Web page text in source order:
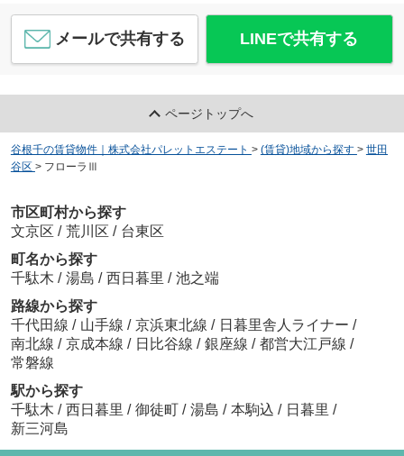
メールで共有する LINEで共有する
ページトップへ
谷根千の賃貸物件｜株式会社パレットエステート > (賃貸)地域から探す > 世田
谷区 > フローラⅢ
市区町村から探す
文京区 / 荒川区 / 台東区
町名から探す
千駄木 / 湯島 / 西日暮里 / 池之端
路線から探す
千代田線 / 山手線 / 京浜東北線 / 日暮里舎人ライナー /
南北線 / 京成本線 / 日比谷線 / 銀座線 / 都営大江戸線 /
常磐線
駅から探す
千駄木 / 西日暮里 / 御徒町 / 湯島 / 本駒込 / 日暮里 /
新三河島